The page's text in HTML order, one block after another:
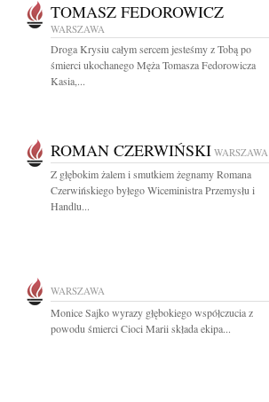
TOMASZ FEDOROWICZ
WARSZAWA
Droga Krysiu całym sercem jesteśmy z Tobą po
śmierci ukochanego Męża Tomasza Fedorowicza
Kasia,...
ROMAN CZERWIŃSKI WARSZAWA
Z głębokim żalem i smutkiem żegnamy Romana
Czerwińskiego byłego Wiceministra Przemysłu i
Handlu...
WARSZAWA
Monice Sajko wyrazy głębokiego współczucia z
powodu śmierci Cioci Marii składa ekipa...